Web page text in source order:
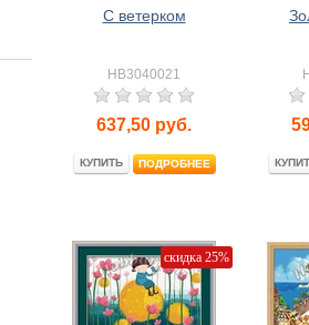
С ветерком
HB3040021
637,50 руб.
КУПИТЬ ПОДРОБНЕЕ
скидка 25%